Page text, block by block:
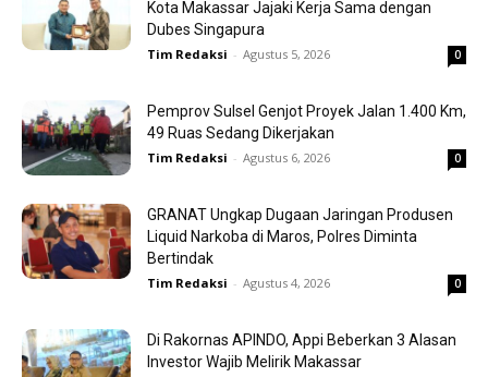
Kota Makassar Jajaki Kerja Sama dengan
Dubes Singapura
Tim Redaksi - Agustus 5, 2026 0
Pemprov Sulsel Genjot Proyek Jalan 1.400 Km,
49 Ruas Sedang Dikerjakan
Tim Redaksi - Agustus 6, 2026 0
GRANAT Ungkap Dugaan Jaringan Produsen
Liquid Narkoba di Maros, Polres Diminta
Bertindak
Tim Redaksi - Agustus 4, 2026 0
Di Rakornas APINDO, Appi Beberkan 3 Alasan
Investor Wajib Melirik Makassar